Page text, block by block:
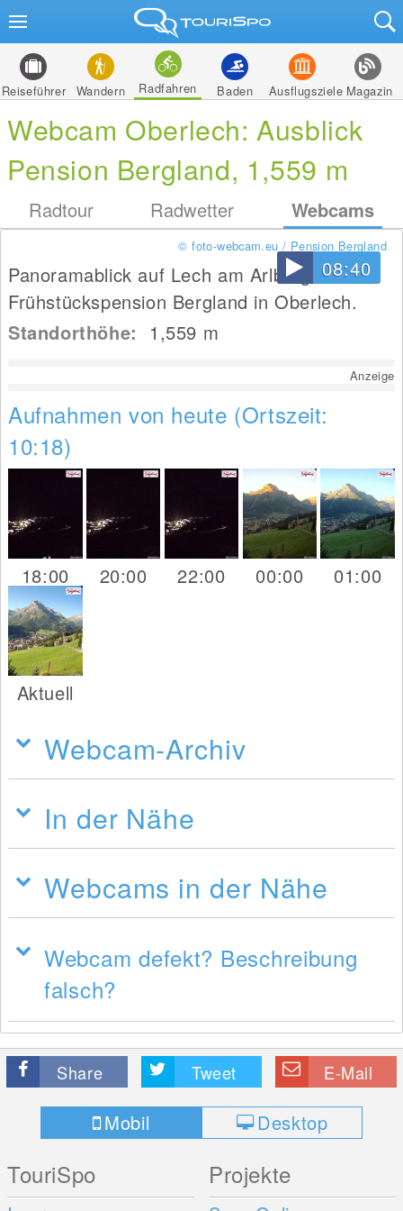
Reiseführer Wandern Radfahren Baden Ausflugsziele Magazin
Webcam Oberlech: Ausblick
Pension Bergland, 1,559 m
Radtour Radwetter Webcams
08:40
© foto-webcam.eu / Pension Bergland
Panoramablick auf Lech am Arlberg von der
Frühstückspension Bergland in Oberlech.
Standorthöhe: 1,559 m
Anzeige
Aufnahmen von heute (Ortszeit:
10:18)
18:00 20:00 22:00 00:00 01:00
Aktuell
Webcam-Archiv
In der Nähe
Webcams in der Nähe
Webcam defekt? Beschreibung
falsch?
Share Tweet E-Mail
Mobil Desktop
TouriSpo Projekte